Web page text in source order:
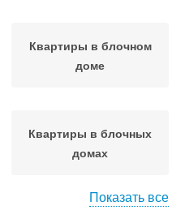
Квартиры в блочном
доме
Квартиры в блочных
домах
Показать все